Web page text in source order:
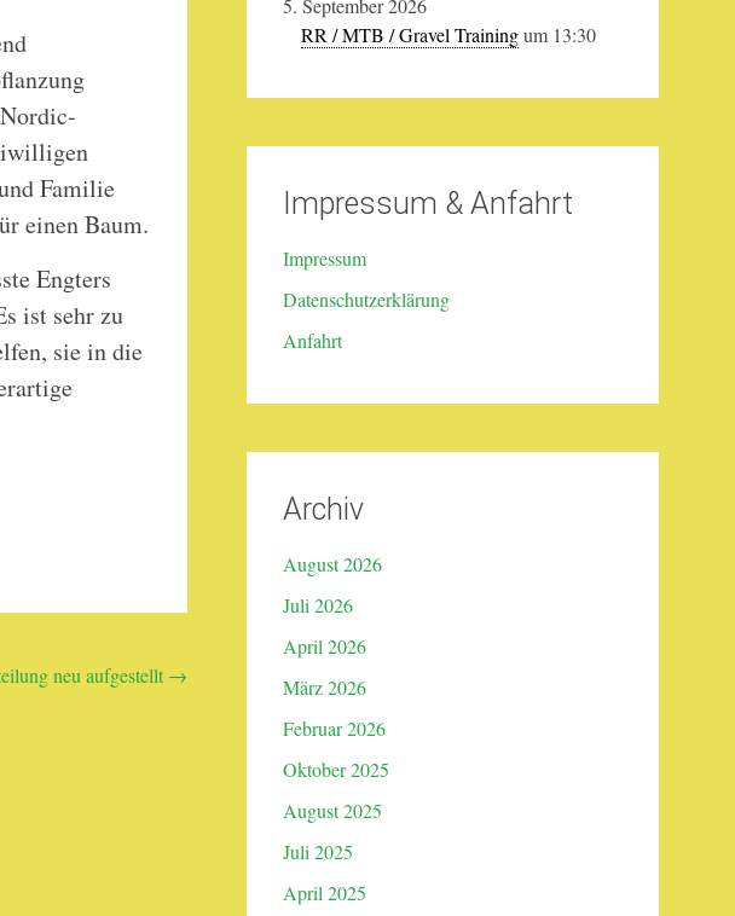
Familie
einen Baum.
Engters
ist sehr zu
sie in die
neu aufgestellt →
5. September 2026
RR / MTB / Gravel Trainingum 13:30
Impressum & Anfahrt
Impressum
Datenschutzerklärung
Anfahrt
Archiv
August 2026
Juli 2026
April 2026
März 2026
Februar 2026
Oktober 2025
August 2025
Juli 2025
April 2025